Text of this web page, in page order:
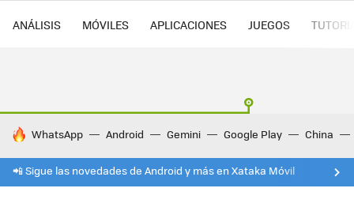
ANÁLISIS MÓVILES APLICACIONES JUEGOS
HOY SE HABLA DE
WhatsApp Android Gemini Google Play China
📲 Sigue las novedades de Android y más en Xataka Móvil